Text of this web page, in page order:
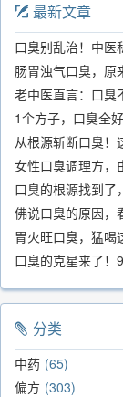
最新文章
口臭别乱治！中医
肠胃浊气口臭，原
老中医直言：口臭
1个方子，口臭全
女性口臭调理方，
口臭的根源找到了
佛说口臭的原因，
胃火旺口臭，猛喝
分类
中药 65
偏方 303